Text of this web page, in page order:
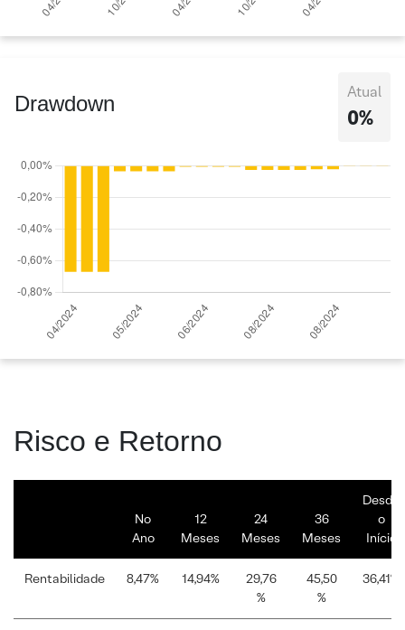
Drawdown Atual
0%
Risco e Retorno
No
Ano
12
Meses
24
Meses
36
Meses
Desde
o
Início
Rentabilidade 8,47% 14,94%
29,76
%
45,50
%
36,41%